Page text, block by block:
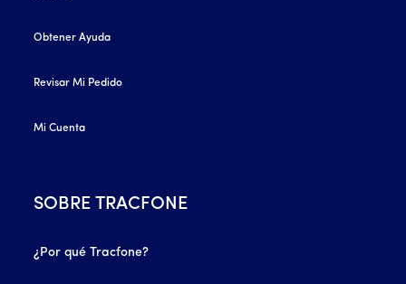
Obtener Ayuda
Revisar Mi Pedido
Mi Cuenta
SOBRE TRACFONE
¿Por qué Tracfone?